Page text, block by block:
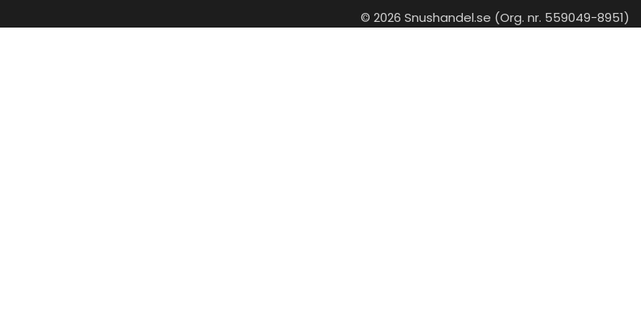
© 2026 Snushandel.se (Org. nr. 559049-8951)